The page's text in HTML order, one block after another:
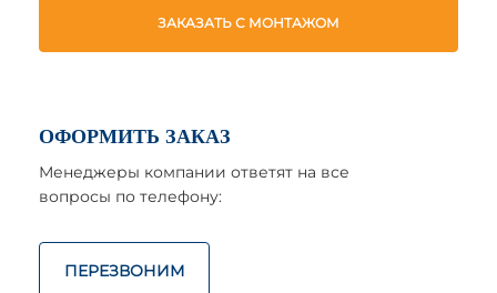
ЗАКАЗАТЬ С МОНТАЖОМ
ОФОРМИТЬ ЗАКАЗ
Менеджеры компании ответят на все
вопросы по телефону:
ПЕРЕЗВОНИМ